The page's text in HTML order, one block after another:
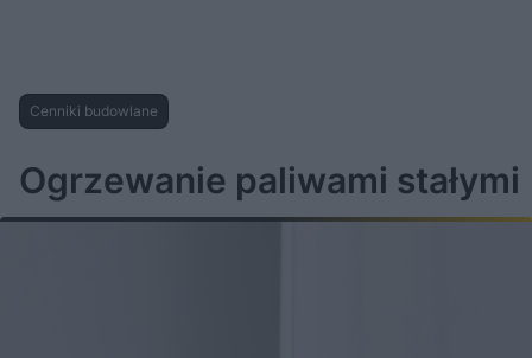
Cenniki budowlane
Ogrzewanie paliwami stałymi